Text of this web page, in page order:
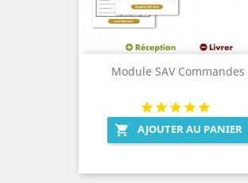
Module SAV Commandes
 AJOUTER AU PANIER